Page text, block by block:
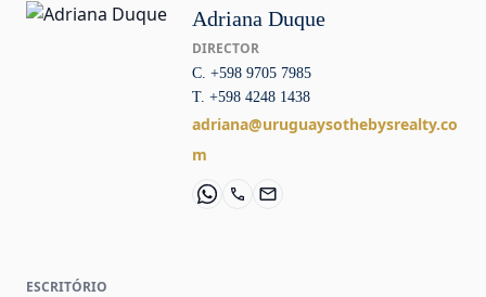
Adriana Duque
DIRECTOR
C. +598 9705 7985
T. +598 4248 1438
adriana@uruguaysothebysrealty.co
m
ESCRITÓRIO